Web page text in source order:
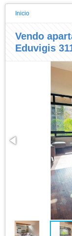
Inicio
Vendo
Eduvigis